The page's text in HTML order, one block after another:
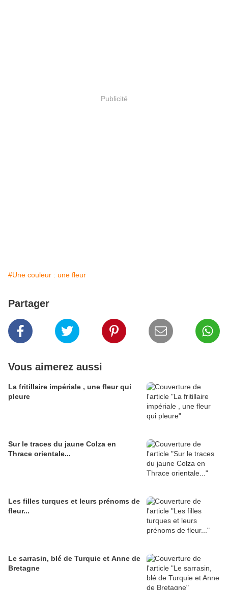
Publicité
#Une couleur : une fleur
Partager
Vous aimerez aussi
La fritillaire impériale , une fleur qui
pleure
Sur le traces du jaune Colza en
Thrace orientale...
Les filles turques et leurs prénoms de
fleur...
Le sarrasin, blé de Turquie et Anne de
Bretagne